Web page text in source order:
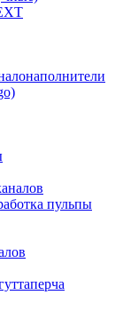
пульпы